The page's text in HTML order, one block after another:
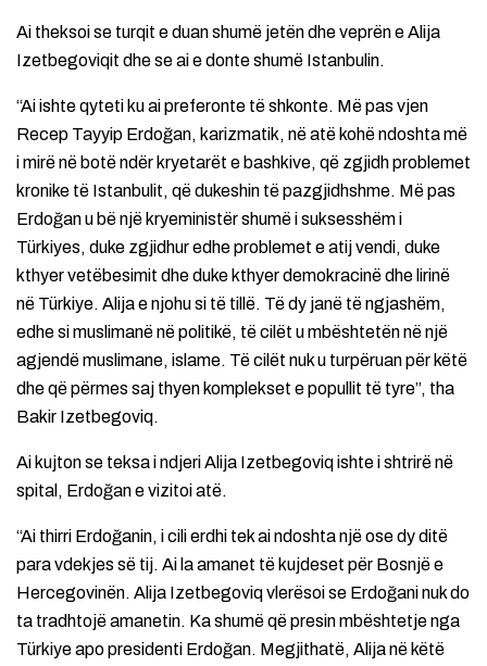
Ai theksoi se turqit e duan shumë jetën dhe veprën e Alija
Izetbegoviqit dhe se ai e donte shumë Istanbulin.
“Ai ishte qyteti ku ai preferonte të shkonte. Më pas vjen
Recep Tayyip Erdoğan, karizmatik, në atë kohë ndoshta më
i mirë në botë ndër kryetarët e bashkive, që zgjidh problemet
kronike të Istanbulit, që dukeshin të pazgjidhshme. Më pas
Erdoğan u bë një kryeministër shumë i suksesshëm i
Türkiyes, duke zgjidhur edhe problemet e atij vendi, duke
kthyer vetëbesimit dhe duke kthyer demokracinë dhe lirinë
në Türkiye. Alija e njohu si të tillë. Të dy janë të ngjashëm,
edhe si muslimanë në politikë, të cilët u mbështetën në një
agjendë muslimane, islame. Të cilët nuk u turpëruan për këtë
dhe që përmes saj thyen komplekset e popullit të tyre”, tha
Bakir Izetbegoviq.
Ai kujton se teksa i ndjeri Alija Izetbegoviq ishte i shtrirë në
spital, Erdoğan e vizitoi atë.
“Ai thirri Erdoğanin, i cili erdhi tek ai ndoshta një ose dy ditë
para vdekjes së tij. Ai la amanet të kujdeset për Bosnjë e
Hercegovinën. Alija Izetbegoviq vlerësoi se Erdoğani nuk do
ta tradhtojë amanetin. Ka shumë që presin mbështetje nga
Türkiye apo presidenti Erdoğan. Megjithatë, Alija në këtë